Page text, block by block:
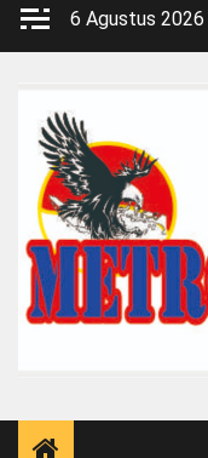
Skip
6 Agustus 2026